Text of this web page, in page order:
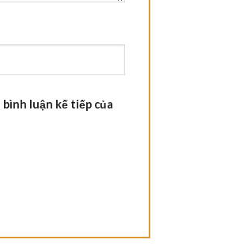
luận kế tiếp của